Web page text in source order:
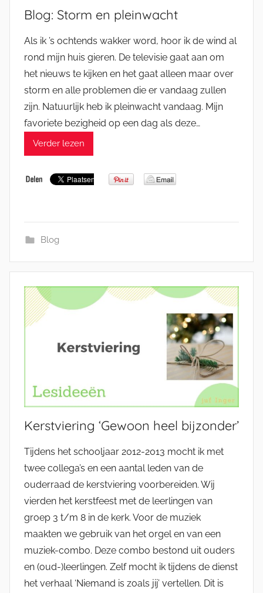
Blog: Storm en pleinwacht
Als ik ’s ochtends wakker word, hoor ik de wind al
rond mijn huis gieren. De televisie gaat aan om
het nieuws te kijken en het gaat alleen maar over
storm en alle problemen die er vandaag zullen
zijn. Natuurlijk heb ik pleinwacht vandaag. Mijn
favoriete bezigheid op een dag als deze…
Verder lezen
Blog
Kerstviering ‘Gewoon heel bijzonder’
Tijdens het schooljaar 2012-2013 mocht ik met
twee collega’s en een aantal leden van de
ouderraad de kerstviering voorbereiden. Wij
vierden het kerstfeest met de leerlingen van
groep 3 t/m 8 in de kerk. Voor de muziek
maakten we gebruik van het orgel en van een
muziek-combo. Deze combo bestond uit ouders
en (oud-)leerlingen. Zelf mocht ik tijdens de dienst
het verhaal ‘Niemand is zoals jij’ vertellen. Dit is